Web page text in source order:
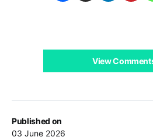
Published on
03 June 2026
View